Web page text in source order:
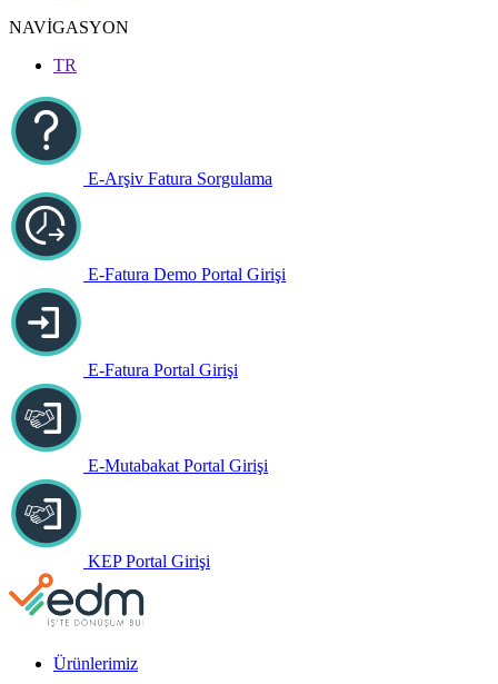
NAVİGASYON
TR
E-Arşiv Fatura Sorgulama
E-Fatura Demo Portal Girişi
E-Fatura Portal Girişi
E-Mutabakat Portal Girişi
KEP Portal Girişi
Ürünlerimiz